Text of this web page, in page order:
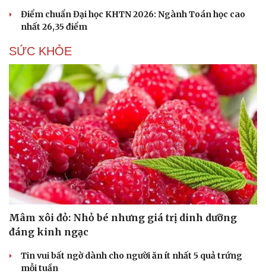
Điểm chuẩn Đại học KHTN 2026: Ngành Toán học cao
nhất 26,35 điểm
SỨC KHỎE
Mâm xôi đỏ: Nhỏ bé nhưng giá trị dinh dưỡng
đáng kinh ngạc
Tin vui bất ngờ dành cho người ăn ít nhất 5 quả trứng
mỗi tuần